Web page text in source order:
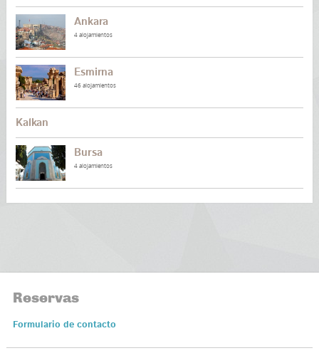
Ankara
4 alojamientos
Esmirna
46 alojamientos
Kalkan
Bursa
4 alojamientos
Reservas
Formulario de contacto